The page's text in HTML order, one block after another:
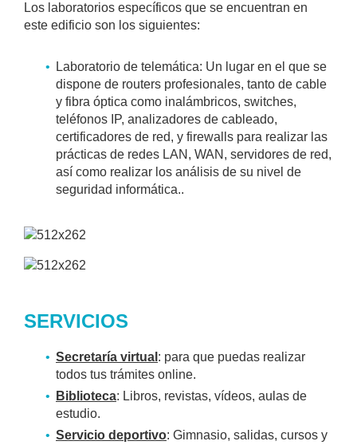
Los laboratorios específicos que se encuentran en
este edificio son los siguientes:
Laboratorio de telemática: Un lugar en el que se
dispone de routers profesionales, tanto de cable
y fibra óptica como inalámbricos, switches,
teléfonos IP, analizadores de cableado,
certificadores de red, y firewalls para realizar las
prácticas de redes LAN, WAN, servidores de red,
así como realizar los análisis de su nivel de
seguridad informática..
SERVICIOS
Secretaría virtual : para que puedas realizar
todos tus trámites online.
Biblioteca: Libros, revistas, vídeos, aulas de
estudio.
Servicio deportivo: Gimnasio, salidas, cursos y